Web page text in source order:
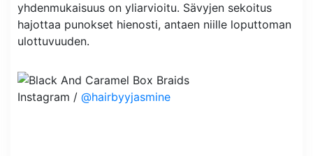
yhdenmukaisuus on yliarvioitu. Sävyjen sekoitus
hajottaa punokset hienosti, antaen niille loputtoman
ulottuvuuden.
Instagram / @hairbyyjasmine